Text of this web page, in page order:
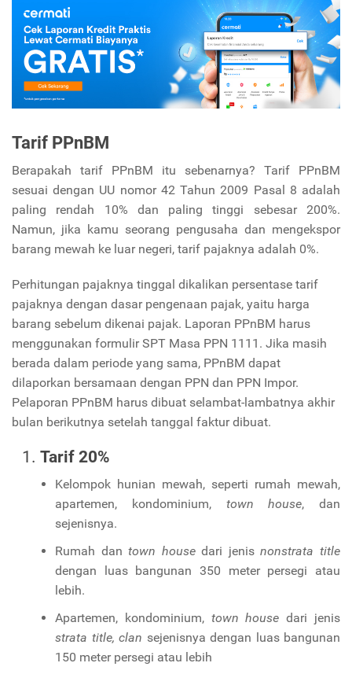
Tarif PPnBM
Berapakah tarif PPnBM itu sebenarnya? Tarif PPnBM
sesuai dengan UU nomor 42 Tahun 2009 Pasal 8 adalah
paling rendah 10% dan paling tinggi sebesar 200%.
Namun, jika kamu seorang pengusaha dan mengekspor
barang mewah ke luar negeri, tarif pajaknya adalah 0%.
Perhitungan pajaknya tinggal dikalikan persentase tarif
pajaknya dengan dasar pengenaan pajak, yaitu harga
barang sebelum dikenai pajak. Laporan PPnBM harus
menggunakan formulir SPT Masa PPN 1111. Jika masih
berada dalam periode yang sama, PPnBM dapat
dilaporkan bersamaan dengan PPN dan PPN Impor.
Pelaporan PPnBM harus dibuat selambat-lambatnya akhir
bulan berikutnya setelah tanggal faktur dibuat.
Tarif 20%
Kelompok hunian mewah, seperti rumah mewah,
apartemen, kondominium, town house, dan
sejenisnya.
Rumah dantown housedari jenisnonstrata title
dengan luas bangunan 350 meter persegi atau
lebih.
Apartemen, kondominium, town house dari jenis
strata title, clan sejenisnya dengan luas bangunan
150 meter persegi atau lebih